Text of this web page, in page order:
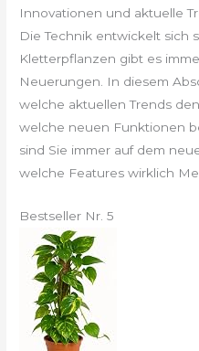
Innovationen und aktuelle
Die Technik entwickelt sich
Kletterpflanzen gibt es
Neuerungen. In diesem
welche aktuellen Trends
welche neuen Funktionen
sind Sie immer auf dem
welche Features wirklich
Bestseller Nr. 5